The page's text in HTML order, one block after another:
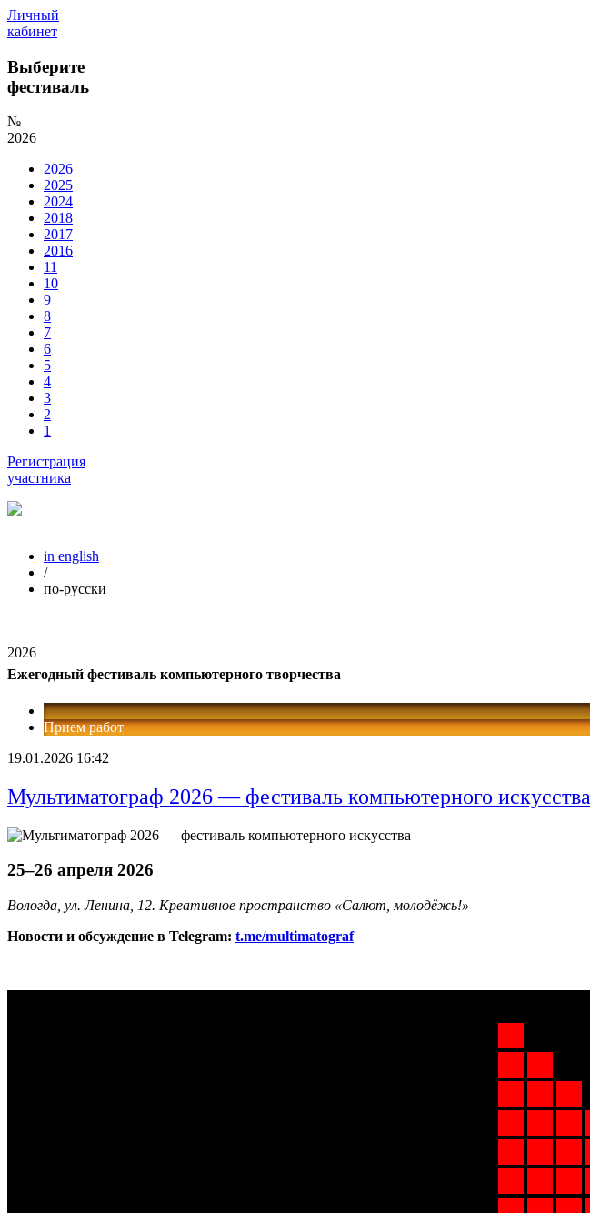
Личный
кабинет
Выберите
фестиваль
№
2026
2026
2025
2024
2018
2017
2016
11
10
9
8
7
6
5
4
3
2
1
Регистрация
участника
in english
/
по-русски
2026
Ежегодный фестиваль компьютерного творчества
Прием работ
19.01.2026 16:42
Мультиматограф 2026 — фестиваль компьютерного искусства
25–26 апреля 2026
Вологда, ул. Ленина, 12. Креативное пространство «Салют, молодёжь!»
Новости и обсуждение в Telegram: t.me/multimatograf